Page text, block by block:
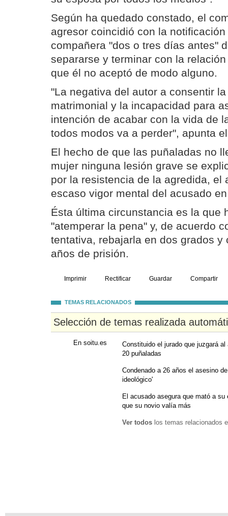
Según ha quedado constado, el
agresor coincidió con la
compañera "dos o tres días antes"
separarse y terminar con la
que él no aceptó de modo alguno.
"La negativa del autor a consentir
matrimonial y la incapacidad para
intención de acabar con la vida de
todos modos va a perder", apunta
El hecho de que las puñaladas no
mujer ninguna lesión grave se
por la resistencia de la agredida, el
escaso vigor mental del acusado
Ésta última circunstancia es la que
"atemperar la pena" y, de acuerdo
tentativa, rebajarla en dos grados y
años de prisión.
Imprimir Rectificar Guardar Compartir
TEMAS RELACIONADOS
Selección de temas realizada
En soitu.es
Constituido el jurado que juzgará
20 puñaladas
Condenado a 26 años el asesino
ideológico'
El acusado asegura que mató a
que su novio valía más
Ver todos los temas relacionados